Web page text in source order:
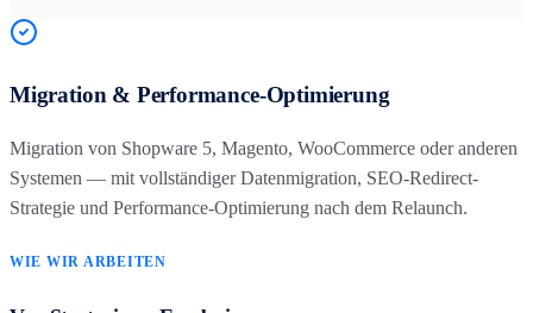
Migration & Performance-Optimierung
Migration von Shopware 5, Magento, WooCommerce oder anderen
Systemen — mit vollständiger Datenmigration, SEO-Redirect-
Strategie und Performance-Optimierung nach dem Relaunch.
WIE WIR ARBEITEN